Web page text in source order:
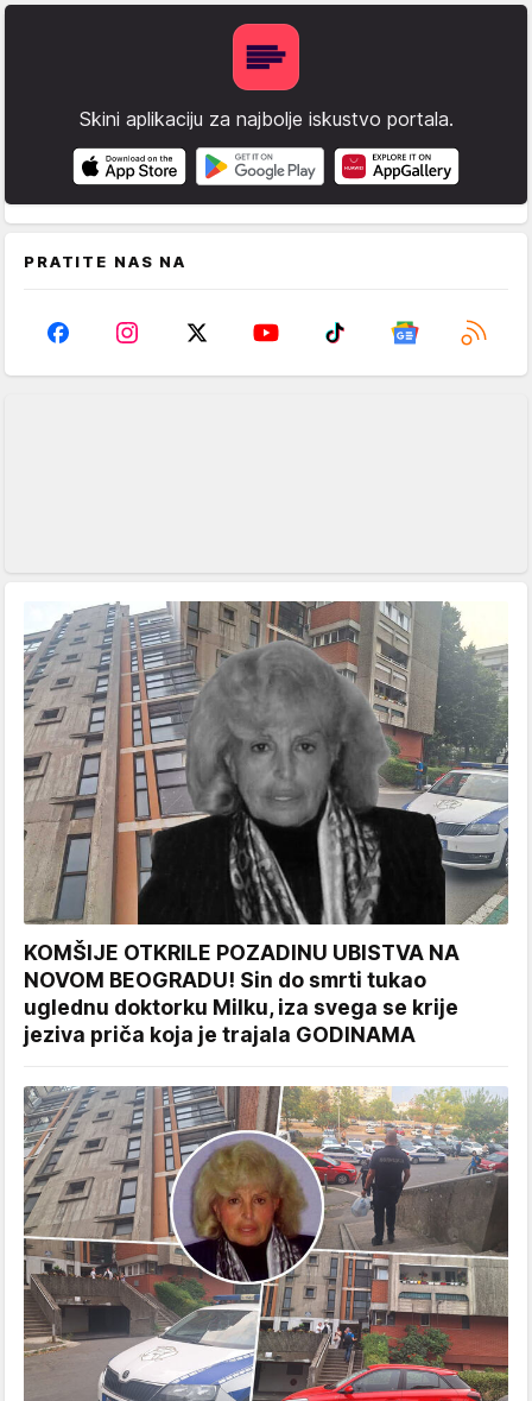
Skini aplikaciju za najbolje iskustvo portala.
PRATITE NAS NA
KOMŠIJE OTKRILE POZADINU UBISTVA NA
NOVOM BEOGRADU! Sin do smrti tukao
uglednu doktorku Milku, iza svega se krije
jeziva priča koja je trajala GODINAMA